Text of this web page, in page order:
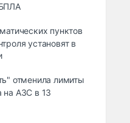
пунктов
установят в
отменила лимиты
на АЗС в 13